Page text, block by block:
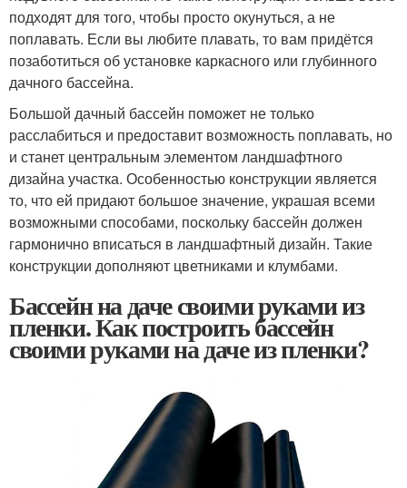
подходят для того, чтобы просто окунуться, а не
поплавать. Если вы любите плавать, то вам придётся
позаботиться об установке каркасного или глубинного
дачного бассейна.
Большой дачный бассейн поможет не только
расслабиться и предоставит возможность поплавать, но
и станет центральным элементом ландшафтного
дизайна участка. Особенностью конструкции является
то, что ей придают большое значение, украшая всеми
возможными способами, поскольку бассейн должен
гармонично вписаться в ландшафтный дизайн. Такие
конструкции дополняют цветниками и клумбами.
Бассейн на даче своими руками из
пленки. Как построить бассейн
своими руками на даче из пленки?